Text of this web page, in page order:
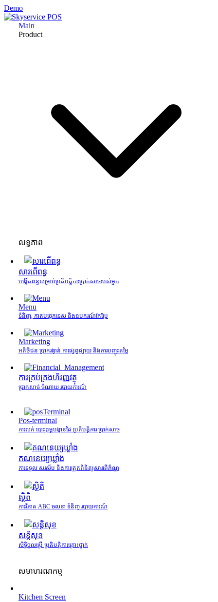
Demo
Main
Product
លទ្ធភាព
សារពើពន្ធ
បង្កើតពន្ធសម្រាប់ប្រតិបត្តិការប្រាក់សាច់របស់អ្នក
Menu
ទំនិញ, កាតបច្ចេកទេស និងឧបករណ៍កែប្រែ
Marketing
អតិថិជន ប្រាក់រង្វាន់ ការផ្សព្វផ្សាយ និងការបញ្ចុះតម្លៃ
ការគ្រប់គ្រង​ហិរញ្ញវត្ថុ
ប្រាក់សាច់ ចំណាយ របាយការណ៍
Pos-terminal
ការលក់ បោះពុម្ពបង្កាន់ដៃ ប្រតិបត្តិការ ប្រាក់សាច់
គណនេយ្យឃ្លាំង
ការទទួល សរស័ប និងការត្រួតពិនិត្យសារពើភ័ណ្ឌ
ស្ថិតិ
ការវិភាគ ABC ចលនា ទំនិញ របាយការណ៍
សន្តិសុខ
សិទ្ធិចូលប្រើ ប្រតិបត្តិការគ្រោះថ្នាក់
សមាហរណកម្ម
Kitchen Screen